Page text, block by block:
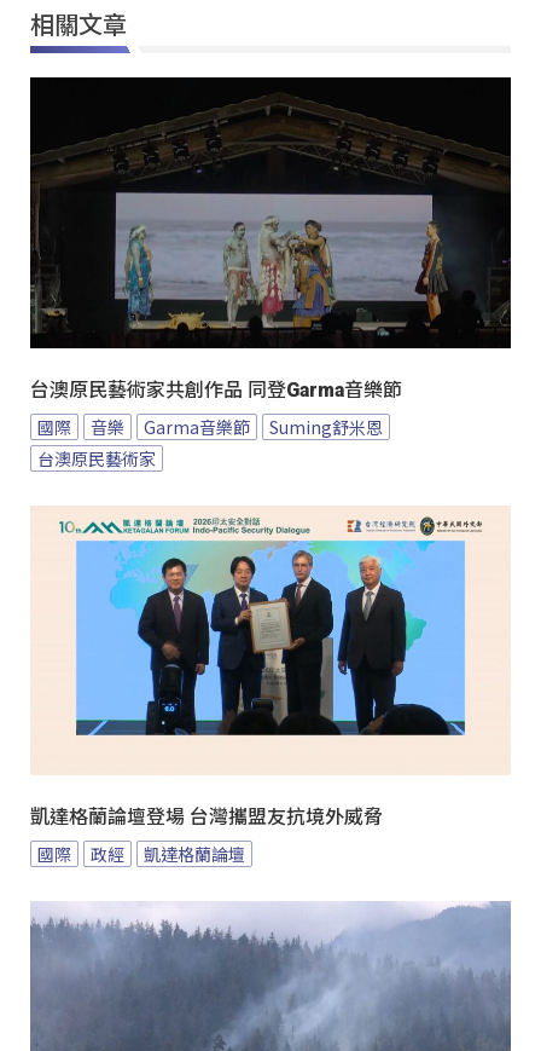
相關文章
台澳原民藝術家共創作品 同登Garma音樂節
國際 音樂 Garma音樂節
Suming舒米恩
台澳原民藝術家
凱達格蘭論壇登場 台灣攜盟友抗境外威脅
國際 政經 凱達格蘭論壇